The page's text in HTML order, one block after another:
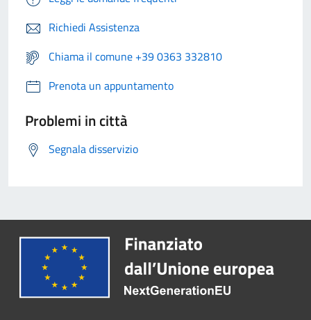
Richiedi Assistenza
Chiama il comune +39 0363 332810
Prenota un appuntamento
Problemi in città
Segnala disservizio